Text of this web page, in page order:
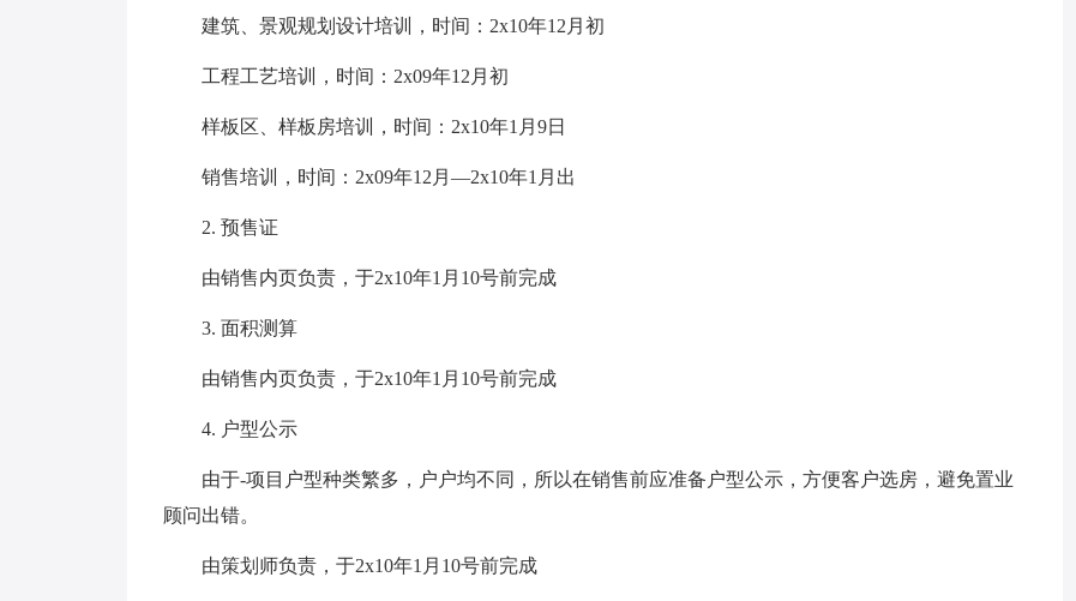
建筑、景观规划设计培训，时间：2x10年12月初
工程工艺培训，时间：2x09年12月初
样板区、样板房培训，时间：2x10年1月9日
销售培训，时间：2x09年12月—2x10年1月出
2. 预售证
由销售内页负责，于2x10年1月10号前完成
3. 面积测算
由销售内页负责，于2x10年1月10号前完成
4. 户型公示
由于-项目户型种类繁多，户户均不同，所以在销售前应准备户型公示，方便客户选房，避免置业
顾问出错。
由策划师负责，于2x10年1月10号前完成